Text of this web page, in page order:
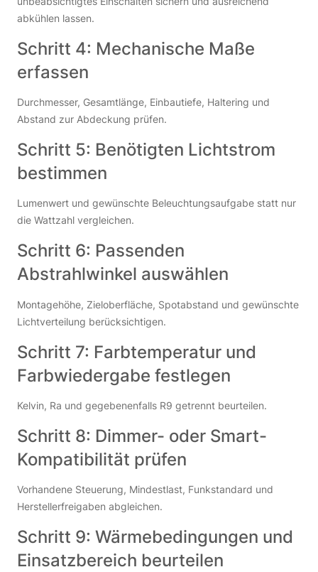
abkühlen lassen.
Schritt 4: Mechanische Maße
erfassen
Durchmesser, Gesamtlänge, Einbautiefe, Haltering und
Abstand zur Abdeckung prüfen.
Schritt 5: Benötigten Lichtstrom
bestimmen
Lumenwert und gewünschte Beleuchtungsaufgabe statt nur
die Wattzahl vergleichen.
Schritt 6: Passenden
Abstrahlwinkel auswählen
Montagehöhe, Zieloberfläche, Spotabstand und gewünschte
Lichtverteilung berücksichtigen.
Schritt 7: Farbtemperatur und
Farbwiedergabe festlegen
Kelvin, Ra und gegebenenfalls R9 getrennt beurteilen.
Schritt 8: Dimmer- oder Smart-
Kompatibilität prüfen
Vorhandene Steuerung, Mindestlast, Funkstandard und
Herstellerfreigaben abgleichen.
Schritt 9: Wärmebedingungen und
Einsatzbereich beurteilen